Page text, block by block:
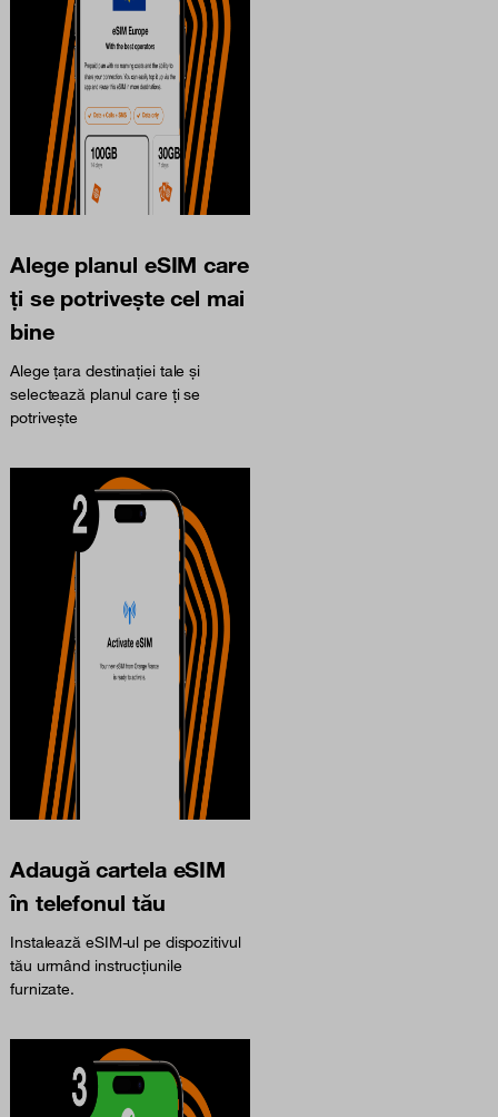
Alege planul eSIM care
ți se potrivește cel mai
bine
Alege țara destinației tale și
selectează planul care ți se
potrivește
Adaugă cartela eSIM
în telefonul tău
Instalează eSIM-ul pe dispozitivul
tău urmând instrucțiunile
furnizate.